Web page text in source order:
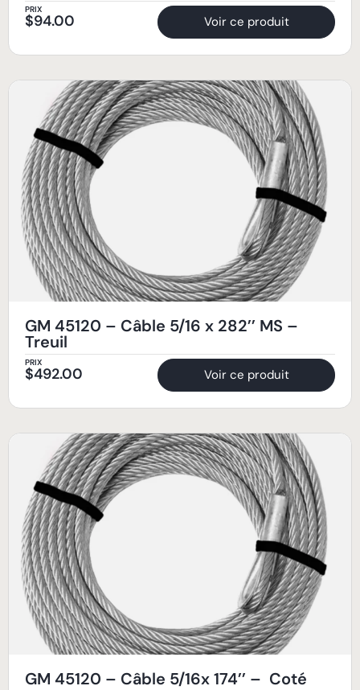
PRIX
$94.00 Voir ce produit
GM 45120 – Câble 5/16 x 282’’ MS –
Treuil
PRIX
$492.00 Voir ce produit
GM 45120 – Câble 5/16x 174’’ – Coté